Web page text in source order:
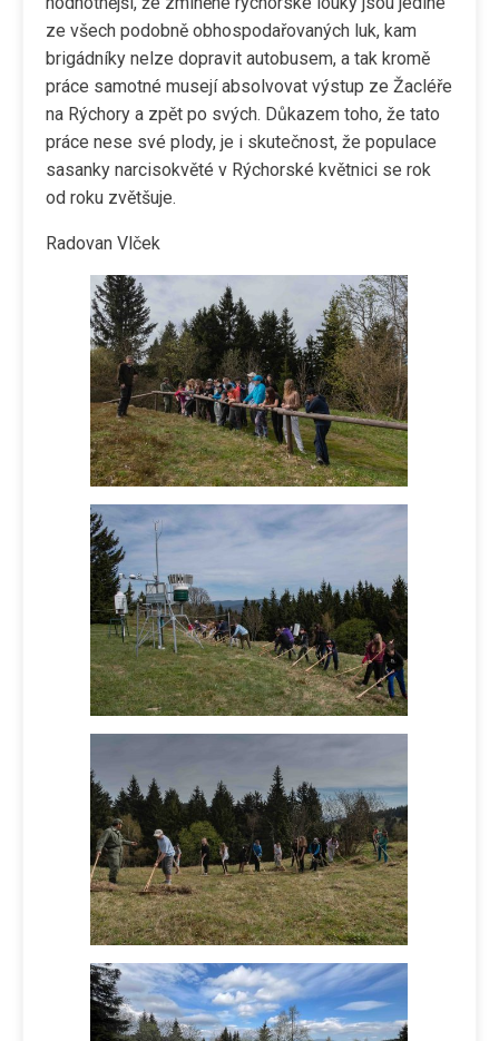
ze všech podobně obhospodařovaných luk, kam
brigádníky nelze dopravit autobusem, a tak kromě
práce samotné musejí absolvovat výstup ze Žacléře
na Rýchory a zpět po svých. Důkazem toho, že tato
práce nese své plody, je i skutečnost, že populace
sasanky narcisokvěté v Rýchorské květnici se rok
od roku zvětšuje.
Radovan Vlček